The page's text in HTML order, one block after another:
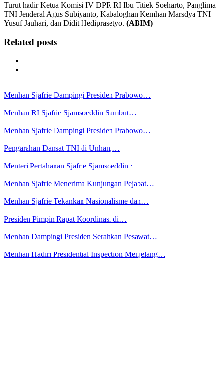
Turut hadir Ketua Komisi IV DPR RI Ibu Titiek Soeharto, Panglima
TNI Jenderal Agus Subiyanto, Kabaloghan Kemhan Marsdya TNI
Yusuf Jauhari, dan Didit Hediprasetyo. (ABIM)
Related posts
Menhan Sjafrie Dampingi Presiden Prabowo…
Menhan RI Sjafrie Sjamsoeddin Sambut…
Menhan Sjafrie Dampingi Presiden Prabowo…
Pengarahan Dansat TNI di Unhan,…
Menteri Pertahanan Sjafrie Sjamsoeddin :…
Menhan Sjafrie Menerima Kunjungan Pejabat…
Menhan Sjafrie Tekankan Nasionalisme dan…
Presiden Pimpin Rapat Koordinasi di…
Menhan Dampingi Presiden Serahkan Pesawat…
Menhan Hadiri Presidential Inspection Menjelang…